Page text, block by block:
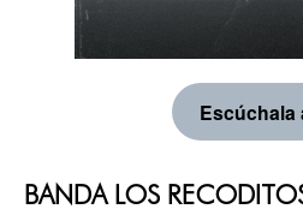
Escúchala
BANDA LOS